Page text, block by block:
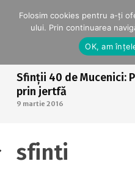
Sfinții 40 de Mucenici:
prin jertfă
9 martie 2016
sfinti
Folosim cookies pentru a-ți
ului. Prin continuarea
OK, am